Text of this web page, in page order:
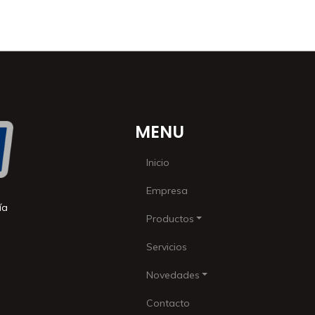
MENU
Inicio
Empresa
Productos
Servicios
Novedades
Contacto